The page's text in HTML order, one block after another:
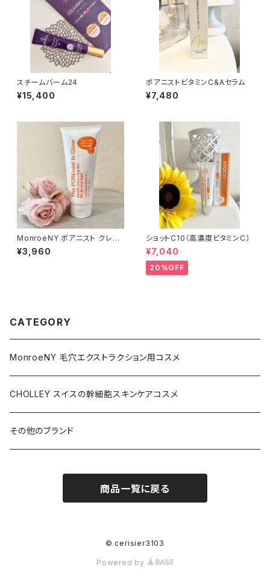
スチームバーム24
¥15,400
ポアニストビタミンC&Aセラム
¥7,480
MonroeNY ポアニスト クレン
ジング 150ml
¥3,960
ショットC10（高濃度ビタミンC）
¥7,040
20%OFF
CATEGORY
MonroeNY 毛穴エクストラクション用コスメ
CHOLLEY スイスの幹細胞スキンケアコスメ
その他のブランド
商品一覧に戻る
© cerisier3103
Powered by